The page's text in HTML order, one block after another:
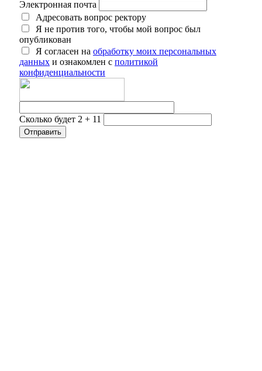
Электронная почта
Адресовать вопрос ректору
Я не против того, чтобы мой вопрос был
опубликован
Я согласен на обработку моих персональных
данных и ознакомлен с политикой
конфиденциальности
Сколько будет 2 + 11